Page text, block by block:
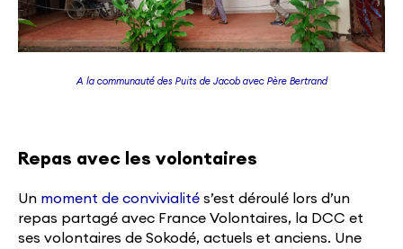
A la communauté des Puits de Jacob avec Père Bertrand
Repas avec les volontaires
Un moment de convivialité s’est déroulé lors d’un
repas partagé avec France Volontaires, la DCC et
ses volontaires de Sokodé, actuels et anciens. Une